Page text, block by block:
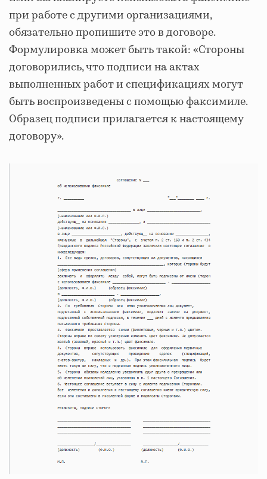
при работе с другими организациями,
обязательно пропишите это в договоре.
Формулировка может быть такой: «Стороны
договорились, что подписи на актах
выполненных работ и спецификациях могут
быть воспроизведены с помощью факсимиле.
Образец подписи прилагается к настоящему
договору».